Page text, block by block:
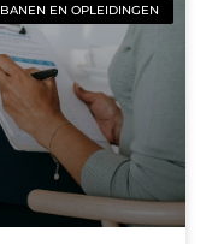
BANEN EN OPLEIDINGEN